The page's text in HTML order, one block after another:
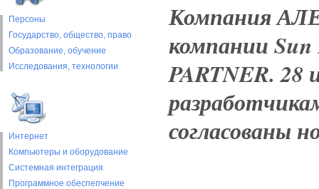
Персоны
Государство, общество, право
Образование, обучение
Исследования, технологии
Интернет
Компьютеры и оборудование
Системная интеграция
Программное обеспепчение
Компания
компании Sun
PARTNER. 28
согласованы